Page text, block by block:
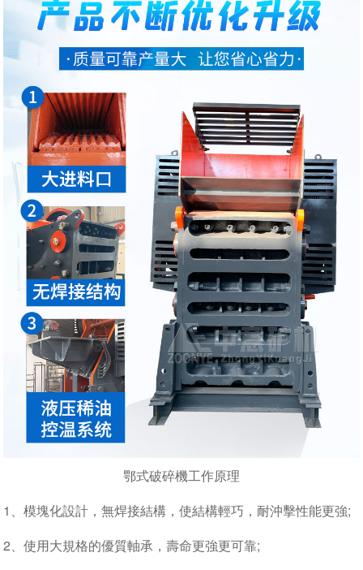
鄂式破碎機工作原理
1、模塊化設計，無焊接結構，使結構輕巧，耐沖擊性能更強;
2、使用大規格的優質軸承，壽命更強更可靠;